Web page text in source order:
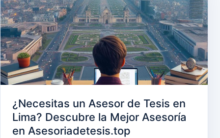
¿Necesitas un Asesor de Tesis en
Lima? Descubre la Mejor Asesoría
en Asesoriadetesis.top